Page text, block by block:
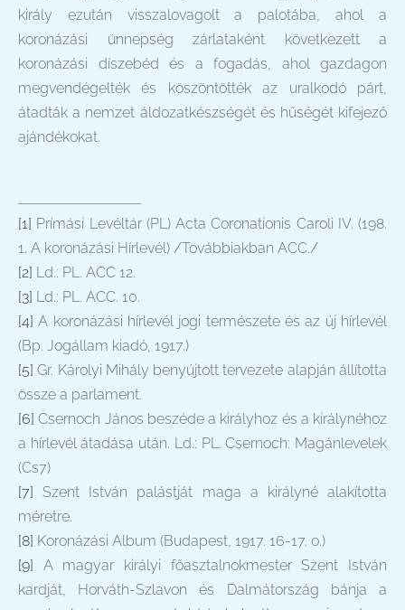
király ezután visszalovagolt a palotába, ahol a
koronázási ünnepség zárlataként következett a
koronázási díszebéd és a fogadás, ahol gazdagon
megvendégelték és köszöntötték az uralkodó párt,
átadták a nemzet áldozatkészségét és hűségét kifejező
ajándékokat.
[1] Prímási Levéltár (PL) Acta Coronationis Caroli IV. (198.
1. A koronázási Hírlevél) /Továbbiakban ACC./
[2] Ld.: PL. ACC 12.
[3] Ld.: PL. ACC. 10.
[4] A koronázási hírlevél jogi természete és az új hírlevél
(Bp. Jogállam kiadó, 1917.)
[5] Gr. Károlyi Mihály benyújtott tervezete alapján állította
össze a parlament.
[6] Csernoch János beszéde a királyhoz és a királynéhoz
a hírlevél átadása után. Ld.: PL. Csernoch: Magánlevelek
(Cs7)
[7]
Szent István palástját maga a királyné alakította
méretre.
[8] Koronázási Album (Budapest, 1917. 16-17. o.)
[9]
A magyar királyi főasztalnokmester Szent István
kardját, Horváth-Szlavon és Dalmátország bánja a